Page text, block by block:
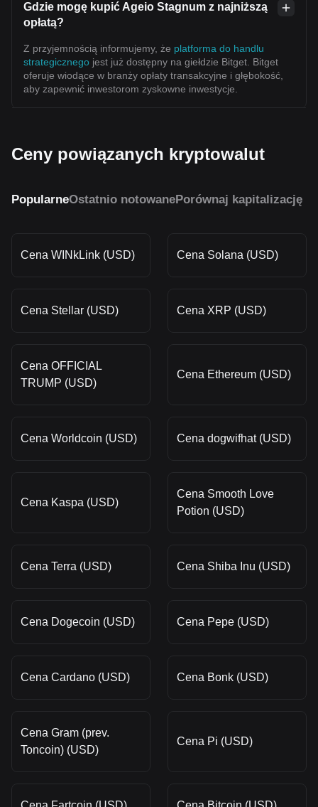
Gdzie mogę kupić Ageio Stagnum z najniższą
opłatą?
Z przyjemnością informujemy, że platforma do handlu
strategicznego jest już dostępny na giełdzie Bitget. Bitget
oferuje wiodące w branży opłaty transakcyjne i głębokość,
aby zapewnić inwestorom zyskowne inwestycje.
Ceny powiązanych kryptowalut
PopularneOstatnio notowanePorównaj kapitalizację
Cena WINkLink (USD) Cena Solana (USD)
Cena Stellar (USD) Cena XRP (USD)
Cena OFFICIAL
TRUMP (USD)
Cena Ethereum (USD)
Cena Worldcoin (USD) Cena dogwifhat (USD)
Cena Kaspa (USD)
Cena Smooth Love
Potion (USD)
Cena Terra (USD) Cena Shiba Inu (USD)
Cena Dogecoin (USD) Cena Pepe (USD)
Cena Cardano (USD) Cena Bonk (USD)
Cena Gram (prev.
Toncoin) (USD)
Cena Pi (USD)